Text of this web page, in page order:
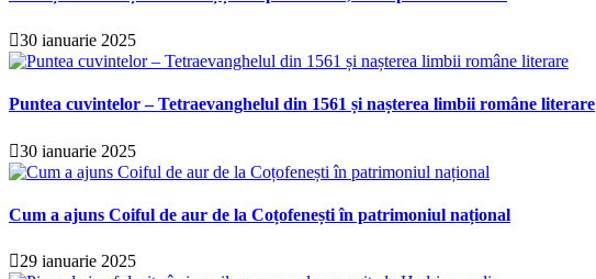
30 ianuarie 2025
Puntea cuvintelor – Tetraevanghelul din 1561 și nașterea limbii române literare
30 ianuarie 2025
Cum a ajuns Coiful de aur de la Coțofenești în patrimoniul național
29 ianuarie 2025